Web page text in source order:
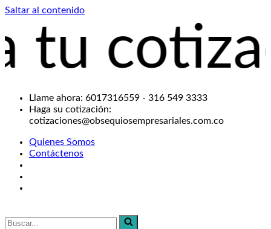
Saltar al contenido
Llame ahora: 6017316559 - 316 549 3333
Haga su cotización:
cotizaciones@obsequiosempresariales.com.co
Quienes Somos
Contáctenos
Buscar...